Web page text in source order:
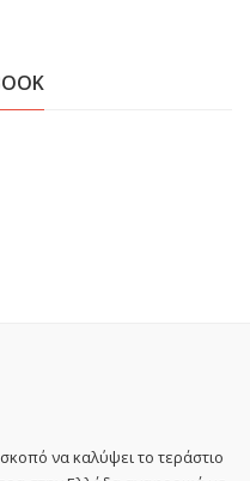
να καλύψει το τεράστιο